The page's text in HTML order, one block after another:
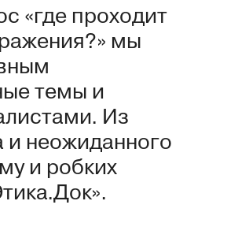
«где проходит
мы
темы и
Из
и неожиданного
и робких